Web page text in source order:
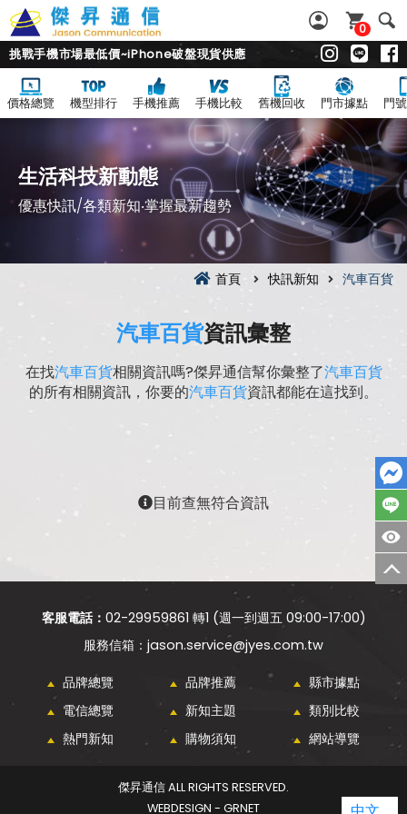
0
挑戰手機市場最低價~iPhone破盤現貨供應
價格總覽 機型排行 手機推薦 手機比較 舊機回收 門市據點 門
生活科技新動態
優惠快訊/各類新知‧掌握最新趨勢
首頁 快訊新知 汽車百貨
汽車百貨資訊彙整
在找汽車百貨相關資訊嗎?傑昇通信幫你彙整了汽車百貨
的所有相關資訊，你要的汽車百貨資訊都能在這找到。
目前查無符合資訊
客服電話： 02-29959861 轉1 (週一到週五 09:00-17:00)
jason.service@jyes.com.tw
品牌總覽 品牌推薦
縣市據點
電信總覽
新知主題
類別比較
熱門新知
購物須知 網站導覽
傑昇通信 ALL RIGHTS RESERVED.
WEBDESIGN - GRNET